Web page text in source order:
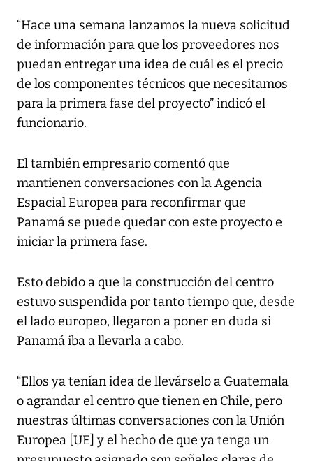
“Hace una semana lanzamos la nueva solicitud
de información para que los proveedores nos
puedan entregar una idea de cuál es el precio
de los componentes técnicos que necesitamos
para la primera fase del proyecto” indicó el
funcionario.
El también empresario comentó que
mantienen conversaciones con la Agencia
Espacial Europea para reconfirmar que
Panamá se puede quedar con este proyecto e
iniciar la primera fase.
Esto debido a que la construcción del centro
estuvo suspendida por tanto tiempo que, desde
el lado europeo, llegaron a poner en duda si
Panamá iba a llevarla a cabo.
“Ellos ya tenían idea de llevárselo a Guatemala
o agrandar el centro que tienen en Chile, pero
nuestras últimas conversaciones con la Unión
Europea [UE] y el hecho de que ya tenga un